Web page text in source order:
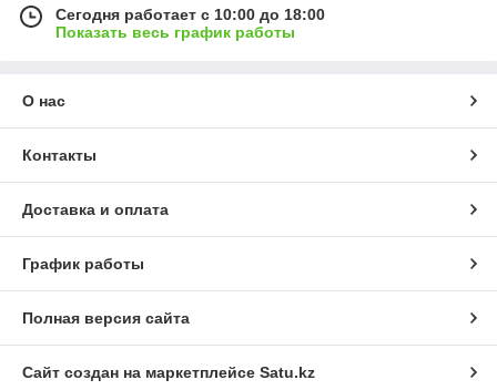
Сегодня работает с 10:00 до 18:00
Показать весь график работы
О нас
Контакты
Доставка и оплата
График работы
Полная версия сайта
Сайт создан на маркетплейсе Satu.kz